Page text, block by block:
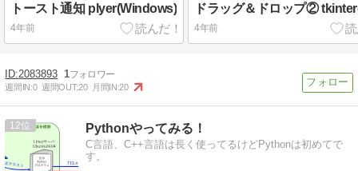
トースト通知 plyer(Windows)
4年前
ドラッグ＆ドロップ②
4年前
2083893 1
週間IN:0 週間OUT:20 月間IN:20
12 Pythonやってみる！
C言語、C++言語は長く使ってるけどPythonは初めてで
す。